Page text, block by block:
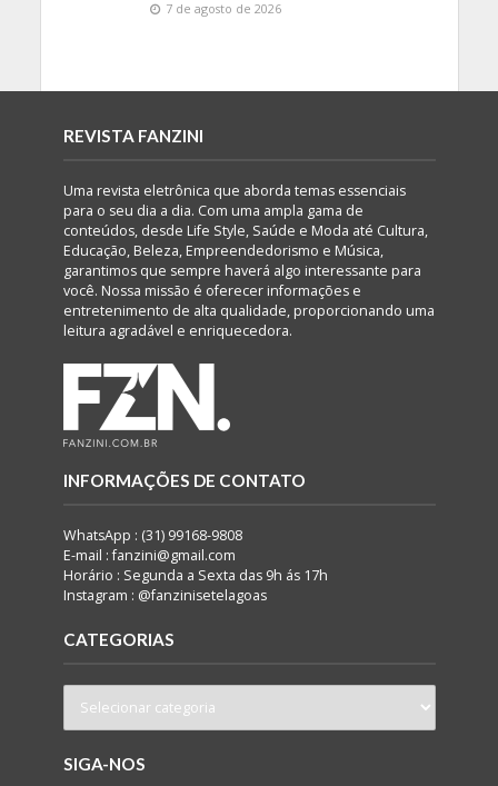
7 de agosto de 2026
REVISTA FANZINI
Uma revista eletrônica que aborda temas essenciais
para o seu dia a dia. Com uma ampla gama de
conteúdos, desde Life Style, Saúde e Moda até Cultura,
Educação, Beleza, Empreendedorismo e Música,
garantimos que sempre haverá algo interessante para
você. Nossa missão é oferecer informações e
entretenimento de alta qualidade, proporcionando uma
leitura agradável e enriquecedora.
INFORMAÇÕES DE CONTATO
WhatsApp : (31) 99168-9808
E-mail : fanzini@gmail.com
Horário : Segunda a Sexta das 9h ás 17h
Instagram : @fanzinisetelagoas
CATEGORIAS
SIGA-NOS